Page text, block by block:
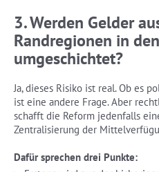
3. Werden Gelder
Randregionen in
umgeschichtet?
Ja, dieses Risiko ist real. Ob es
ist eine andere Frage. Aber
schafft die Reform jedenfalls
Zentralisierung der
Dafür sprechen drei Punkte: